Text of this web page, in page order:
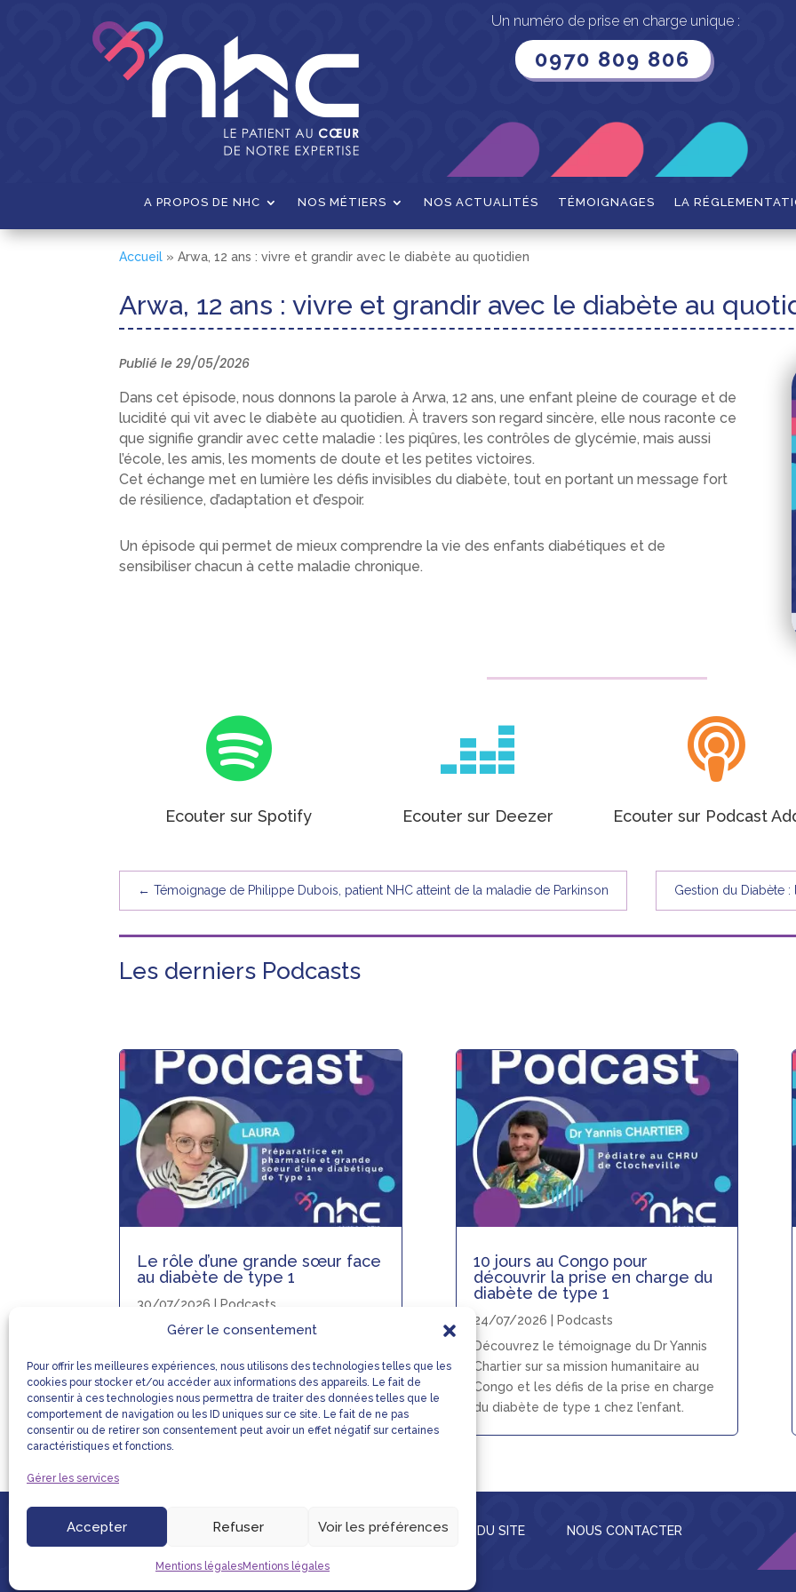
Gérer le consentement
Pour offrir les meilleures expériences, nous utilisons des technologies telles que les
cookies pour stocker et/ou accéder aux informations des appareils. Le fait de
consentir à ces technologies nous permettra de traiter des données telles que le
comportement de navigation ou les ID uniques sur ce site. Le fait de ne pas
consentir ou de retirer son consentement peut avoir un effet négatif sur certaines
caractéristiques et fonctions.
Gérer les services
Accepter Refuser Voir les préférences
Mentions légalesMentions légales
Un numéro de prise en charge unique :
0970 809 806
A PROPOS DE NHC NOS MÉTIERS NOS ACTUALITÉS TÉMOIGNAGES LA
Accueil »Arwa, 12 ans : vivre et grandir avec le diabète au quotidien
Arwa, 12 ans : vivre et grandir avec le diabète au
Publié le 29/05/2026
Dans cet épisode, nous donnons la parole à Arwa, 12 ans, une enfant pleine de courage et de
lucidité qui vit avec le diabète au quotidien. À travers son regard sincère, elle nous raconte ce
que signifie grandir avec cette maladie : les piqûres, les contrôles de glycémie, mais aussi
l’école, les amis, les moments de doute et les petites victoires.
Cet échange met en lumière les défis invisibles du diabète, tout en portant un message fort
de résilience, d’adaptation et d’espoir.
Un épisode qui permet de mieux comprendre la vie des enfants diabétiques et de
sensibiliser chacun à cette maladie chronique.

Ecouter sur Spotify

Ecouter sur Deezer

Ecouter sur Podcast
←Témoignage de Philippe Dubois, patient NHC atteint de la maladie de Parkinson Gestion du Diabète
Les derniers Podcasts
Le rôle d’une grande sœur face
au diabète de type 1
30/07/2026 |Podcasts
Découvrez le témoignage de Laura, qui
petite sœur atteinte de diabète de type
1 et le rôle essentiel qu’elle joue à ses
côtés.
10 jours au Congo pour
découvrir la prise en charge du
diabète de type 1
24/07/2026
Podcasts
Découvrez le témoignage du Dr Yannis
Chartier sur sa mission humanitaire au
Congo et les défis de la prise en charge
du diabète de type 1 chez l’enfant.
LIENS UTILES MENTIONS LÉGALES PLAN DU SITE NOUS CONTACTER